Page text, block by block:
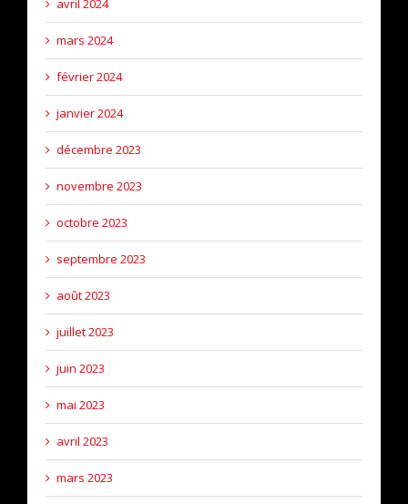
mars 2024
février 2024
janvier 2024
décembre 2023
novembre 2023
octobre 2023
septembre 2023
août 2023
juillet 2023
juin 2023
mai 2023
avril 2023
mars 2023